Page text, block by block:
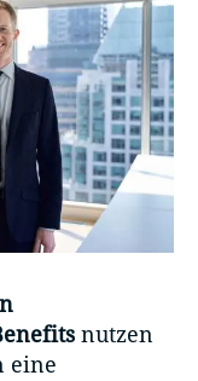
nutzen
eine